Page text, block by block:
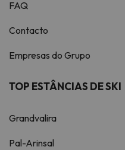
FAQ
Contacto
Empresas do Grupo
TOP ESTÂNCIAS DE SKI
Grandvalira
Pal-Arinsal